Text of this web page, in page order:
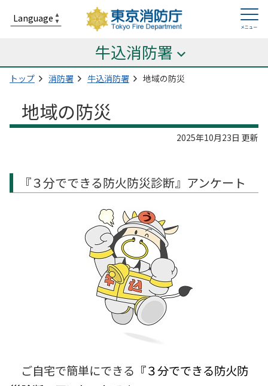
牛込消防署
トップ 消防署 牛込消防署 地域の防災
地域の防災
2025年10月23日 更新
『３分でできる防火防災診断』アンケート
ご自宅で簡単にできる 『３分でできる防火防